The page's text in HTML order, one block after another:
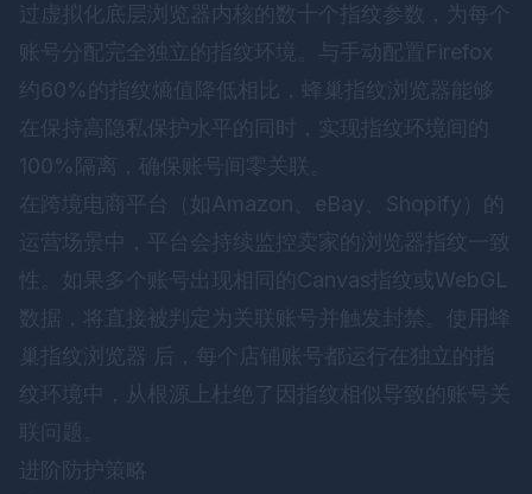
过虚拟化底层浏览器内核的数十个指纹参数，为每个
账号分配完全独立的指纹环境。与手动配置Firefox
约60%的指纹熵值降低相比，蜂巢指纹浏览器能够
在保持高隐私保护水平的同时，实现指纹环境间的
100%隔离，确保账号间零关联。
在跨境电商平台（如Amazon、eBay、Shopify）的
运营场景中，平台会持续监控卖家的浏览器指纹一致
性。如果多个账号出现相同的Canvas指纹或WebGL
数据，将直接被判定为关联账号并触发封禁。使用
蜂
巢指纹浏览器 后，每个店铺账号都运行在独立的指
纹环境中，从根源上杜绝了因指纹相似导致的账号关
联问题。
进阶防护策略